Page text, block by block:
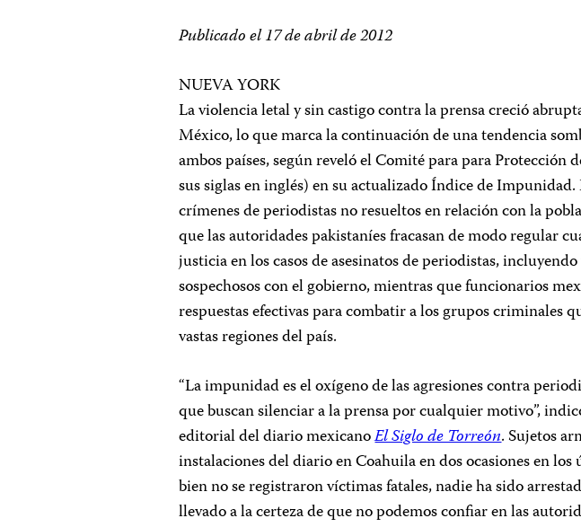
Publicado el 17 de abril de 2012
NUEVA YORK
La violencia letal y sin castigo contra la prensa creció
México, lo que marca la continuación de una tendencia
ambos países, según reveló el Comité para para Protección
sus siglas en inglés) en su actualizado Índice de
crímenes de periodistas no resueltos en relación con la
que las autoridades pakistaníes fracasan de modo regular
justicia en los casos de asesinatos de periodistas,
sospechosos con el gobierno, mientras que funcionarios
respuestas efectivas para combatir a los grupos criminales
vastas regiones del país.
“La impunidad es el oxígeno de las agresiones contra
que buscan silenciar a la prensa por cualquier motivo”,
editorial del diario mexicanoEl Siglo de Torreón. Sujetos
instalaciones del diario en Coahuila en dos ocasiones en
bien no se registraron víctimas fatales, nadie ha sido
llevado a la certeza de que no podemos confiar en las